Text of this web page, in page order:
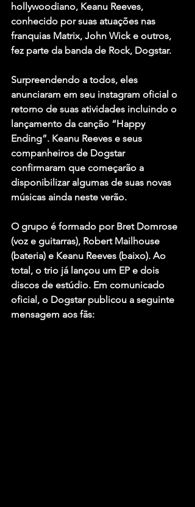
hollywoodiano, Keanu Reeves,
conhecido por suas atuações nas
franquias Matrix, John Wick e outros,
fez parte da banda de Rock, Dogstar.
Surpreendendo a todos, eles
anunciaram em seu instagram oficial o
retorno de suas atividades incluindo o
lançamento da canção “Happy
Ending”. Keanu Reeves e seus
companheiros de Dogstar
confirmaram que começarão a
disponibilizar algumas de suas novas
músicas ainda neste verão.
O grupo é formado por Bret Domrose
(voz e guitarras), Robert Mailhouse
(bateria) e Keanu Reeves (baixo). Ao
total, o trio já lançou um EP e dois
discos de estúdio. Em comunicado
oficial, o Dogstar publicou a seguinte
mensagem aos fãs: